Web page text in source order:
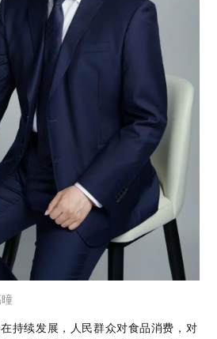
持续发展，人民群众对食品消费，对